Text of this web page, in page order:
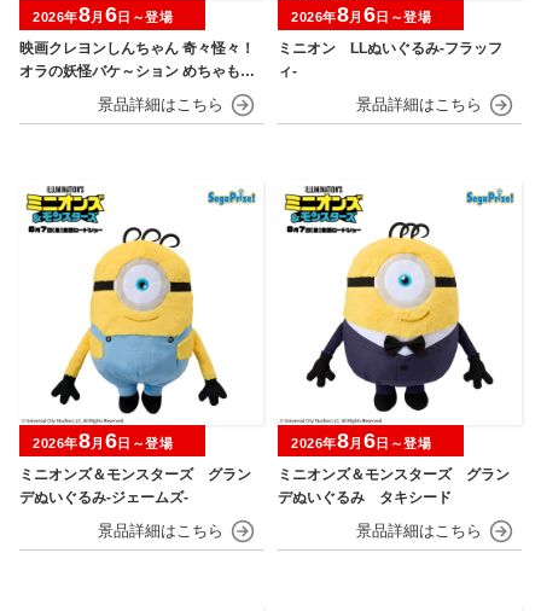
映画クレヨンしんちゃん 奇々怪々！
オラの妖怪バケ～ション めちゃもふ
ぐっとぬいぐるみ～おすわりポーズ
2026年8月 6 日～登場
ミニオン LLぬいぐるみ‐フラッフ
ィ‐
2026年8月 6 日～登場
ミニオンズ＆モンスターズ グラン
デぬいぐるみ‐ジェームズ‐
2026年8月 6日～登場
ミニオンズ＆モンスターズ グラン
デぬいぐるみ タキシード
2026年8月 6日～登場